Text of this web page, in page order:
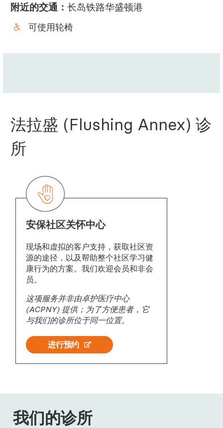
附近的交通： 长岛铁路华盛顿港
可使用轮椅
法拉盛 (Flushing Annex) 诊
所
安保社区关怀中心
现场和虚拟的客户支持，获取社区资
源的途径，以及帮助整个社区学习健
康行为的方案。我们欢迎会员和非会
员。
这项服务并非由卓护医疗中心
(ACPNY) 提供；为了方便患者，它
与我们的诊所位于同一位置。
进行预约
我们的诊所